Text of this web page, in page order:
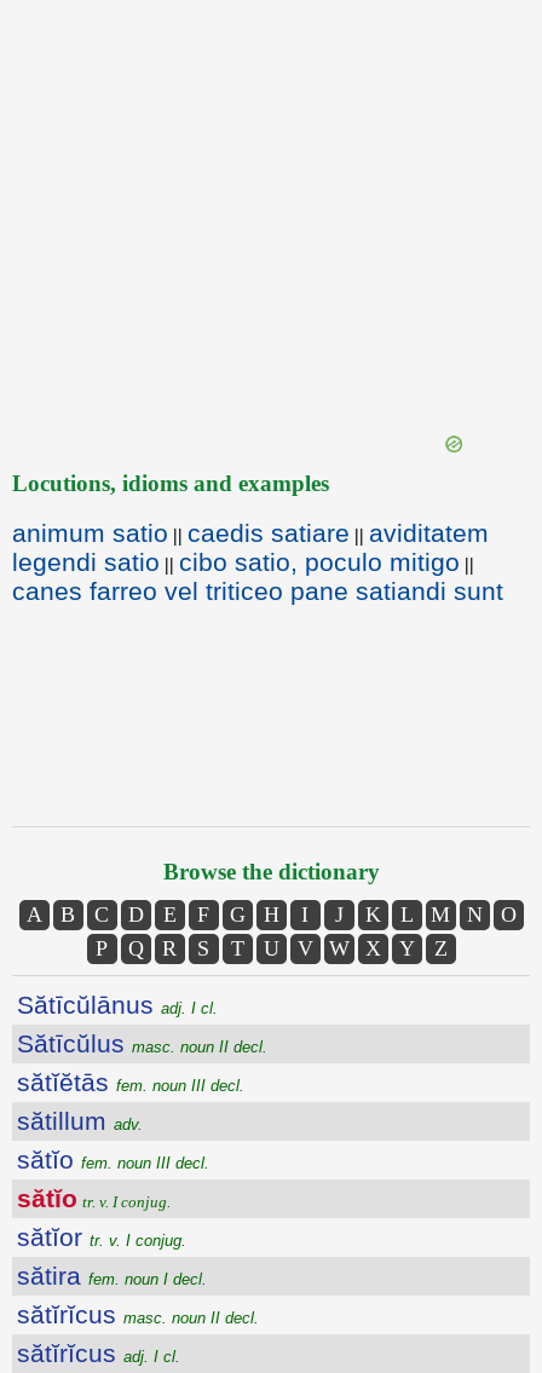
Locutions, idioms and examples
animum satio || caedis satiare || aviditatem
legendi satio || cibo satio, poculo mitigo ||
canes farreo vel triticeo pane satiandi sunt
Browse the dictionary
A B C D E F G H I J K L M N
O
P
Q R S T U V W X Y Z
Sătīcŭlānus adj. I cl.
Sătīcŭlus masc. noun II decl.
sătĭĕtās fem. noun III decl.
sătillum adv.
sătĭo fem. noun III decl.
sătĭo tr. v. I conjug.
sătĭor tr. v. I conjug.
sătira fem. noun I decl.
sătĭrĭcus masc. noun II decl.
sătĭrĭcus adj. I cl.